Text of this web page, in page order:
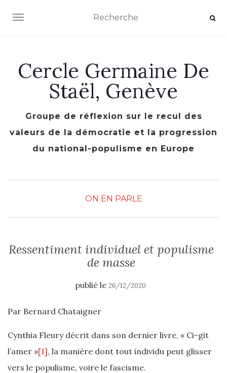
AFFICHER/MASQUER LA NAVIGATION
Cercle Germaine De
Staël, Genève
Groupe de réflexion sur le recul des
valeurs de la démocratie et la progression
du national-populisme en Europe
ON EN PARLE
Ressentiment individuel et populisme
de masse
publié le 26/12/2020
Par Bernard Chataigner
Cynthia Fleury décrit dans son dernier livre, « Ci-git
l’amer »[1], la manière dont tout individu peut glisser
vers le populisme, voire le fascisme.